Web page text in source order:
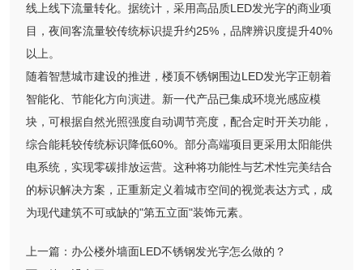
线上线下流量转化。据统计，采用高品质LED发光字的商业项
目，夜间客流量较传统标识提升约25%，品牌辨识度提升40%
以上。
随着智慧城市建设的推进，楼顶不锈钢围边LED发光字正朝着
智能化、节能化方向演进。新一代产品已集成环境光感应模
块，可根据自然光照强度自动调节亮度，配合定时开关功能，
综合能耗较传统标识降低60%。部分高端项目更采用太阳能供
电系统，实现零碳排放运营。这种将功能性与艺术性完美结合
的标识解决方案，正重新定义着城市空间的视觉表达方式，成
为现代建筑不可或缺的"第五立面"装饰元素。
上一篇： 办公楼外墙面LED不锈钢发光字怎么做的？